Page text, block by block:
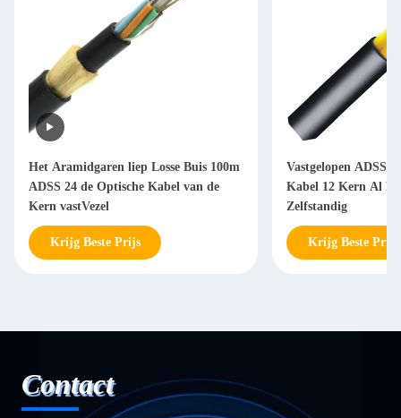
Het Aramidgaren liep Losse Buis 100m
ADSS 24 de Optische Kabel van de
Kern vastVezel
Krijg Beste Prijs
Vastgelopen ADSS-
Kabel 12 Kern Al
Zelfstandig
Krijg Beste Prijs
Contact